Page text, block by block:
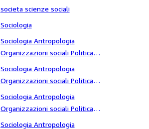
societa scienze sociali
Sociologia
Sociologia Antropologia
Organizzazioni sociali Politica
Massoneria Sette abusi della
Sociologia Antropologia
Organizzazioni sociali Politica
Massoneria Sette Adolescente
Sociologia Antropologia
Organizzazioni sociali Politica
Massoneria Sette adolescenti
Sociologia Antropologia